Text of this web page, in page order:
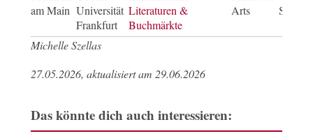
am Main Universität
Frankfurt
Literaturen &
Buchmärkte
Arts
Michelle Szellas
27.05.2026, aktualisiert am 29.06.2026
Das könnte dich auch interessieren: